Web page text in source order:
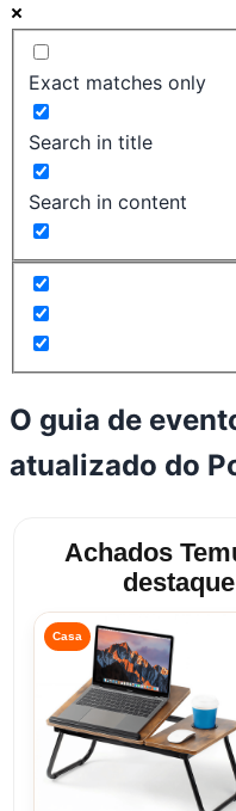
Exact matches only
Search in title
Search in content
O guia de
atualizado do
Achados
destaque
Casa